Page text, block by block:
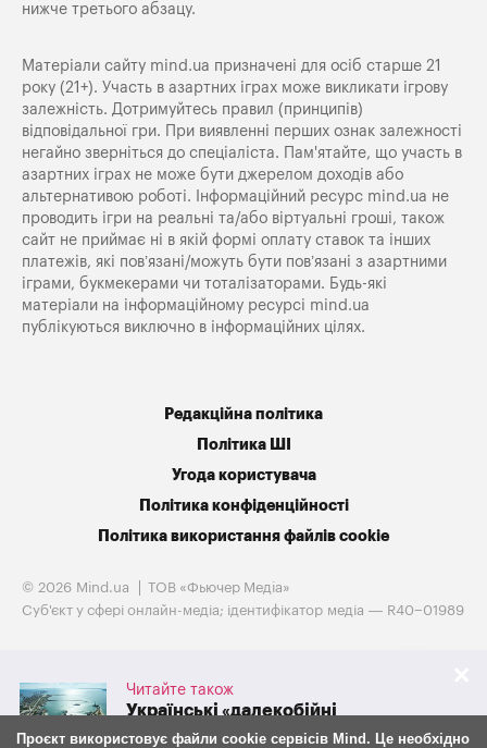
Читайте також
Українські «далекобійні
санкції» обвалили експорт
нижче третього абзацу.
Матеріали сайту mind.ua призначені для осіб старше 21
року (21+). Участь в азартних іграх може викликати ігрову
залежність. Дотримуйтесь правил (принципів)
відповідальної гри. При виявленні перших ознак залежності
негайно зверніться до спеціаліста. Пам'ятайте, що участь в
азартних іграх не може бути джерелом доходів або
альтернативою роботі. Інформаційний ресурс mind.ua не
проводить ігри на реальні та/або віртуальні гроші, також
сайт не приймає ні в якій формі оплату ставок та інших
платежів, які пов’язані/можуть бути пов’язані з азартними
іграми, букмекерами чи тоталізаторами. Будь-які
матеріали на інформаційному ресурсі mind.ua
публікуються виключно в інформаційних цілях.
Редакційна політика
Політика ШІ
Угода користувача
Політика конфіденційності
Політика використання файлів cookie
© 2026 Mind.ua
ТОВ «Фьючер Медiа»
Cуб'єкт у сфері онлайн-медіа; ідентифікатор медіа — R40−01989
Проєкт використовує файли cookie сервісів Mind. Це необхідно